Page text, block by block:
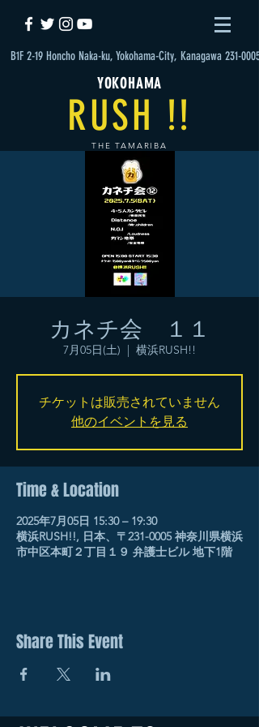
B1F 2-19 Honcho Naka-ku, Yokohama-City, Kanagawa 231-0005
YOKOHAMA
RUSH !!
THE TAMARIBA
カネチ会 １１
7月05日(土)
  |
横浜RUSH!!
チケットは販売されていません
他のイベントを見る
Time & Location
2025年7月05日 15:30 – 19:30
横浜RUSH!!, 日本、〒231-0005 神奈川県横浜
市中区本町２丁目１９ 弁護士ビル 地下1階
Share This Event